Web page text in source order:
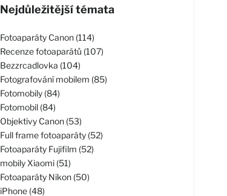
Nejdůležitější témata
Fotoaparáty Canon (114)
Recenze fotoaparátů (107)
Bezzrcadlovka (104)
Fotografování mobilem (85)
Fotomobily (84)
Fotomobil (84)
Objektivy Canon (53)
Full frame fotoaparáty (52)
Fotoaparáty Fujifilm (52)
mobily Xiaomi (51)
Fotoaparáty Nikon (50)
iPhone (48)